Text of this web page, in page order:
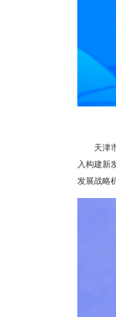
天津
入构建新
发展战略